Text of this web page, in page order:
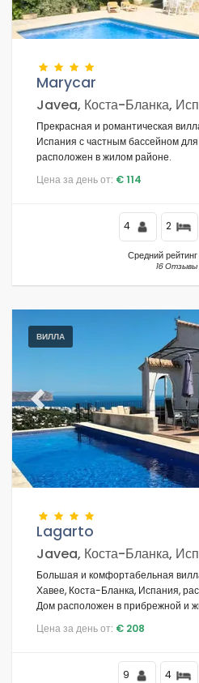
Marycar
Javea, Коста-Бланка,
Прекрасная и романтическая
Испания с частным бассейном
расположен в жилом районе.
Цена за день от: € 114
4 2
Средний рейтинг
16 Отзывы
ВИЛЛА
Previous
Lagarto
Javea, Коста-Бланка,
Большая и комфортабельная
Хавее, Коста-Бланка, Испания,
Дом расположен в прибрежной и
Цена за день от: € 208
9 4